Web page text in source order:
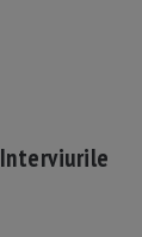
Interviurile